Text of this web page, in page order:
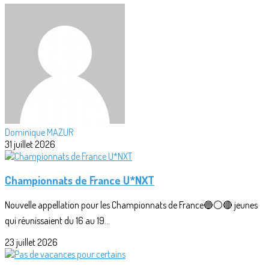
Dominique MAZUR
31 juillet 2026
Championnats de France U*NXT
Nouvelle appellation pour les Championnats de France🔵⚪🔴 jeunes
qui réunissaient du 16 au 19...
23 juillet 2026